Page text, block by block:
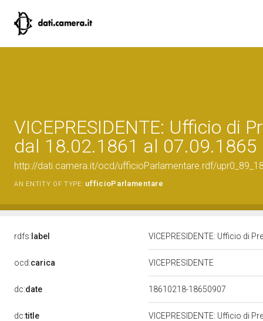
VICEPRESIDENTE: Ufficio di
dal 18.02.1861 al 07.09.1865
http://dati.camera.it/ocd/ufficioParlamentare.rdf/
AN ENTITY OF TYPE: ufficioParlamentare
rdfs: label VICEPRESIDENTE: Ufficio di
ocd:carica VICEPRESIDENTE
dc:date 18610218-18650907
dc:title VICEPRESIDENTE: Ufficio di